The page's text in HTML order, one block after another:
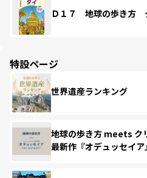
Ｄ１７ 地球の歩き方
特設ページ
世界遺産ランキング
地球の歩き方 meets ク
最新作『オデュッセイア